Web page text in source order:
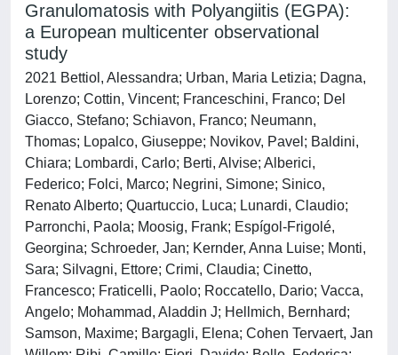
Granulomatosis with Polyangiitis (EGPA):
a European multicenter observational
study
2021 Bettiol, Alessandra; Urban, Maria Letizia; Dagna,
Lorenzo; Cottin, Vincent; Franceschini, Franco; Del
Giacco, Stefano; Schiavon, Franco; Neumann,
Thomas; Lopalco, Giuseppe; Novikov, Pavel; Baldini,
Chiara; Lombardi, Carlo; Berti, Alvise; Alberici,
Federico; Folci, Marco; Negrini, Simone; Sinico,
Renato Alberto; Quartuccio, Luca; Lunardi, Claudio;
Parronchi, Paola; Moosig, Frank; Espígol-Frigolé,
Georgina; Schroeder, Jan; Kernder, Anna Luise; Monti,
Sara; Silvagni, Ettore; Crimi, Claudia; Cinetto,
Francesco; Fraticelli, Paolo; Roccatello, Dario; Vacca,
Angelo; Mohammad, Aladdin J; Hellmich, Bernhard;
Samson, Maxime; Bargagli, Elena; Cohen Tervaert, Jan